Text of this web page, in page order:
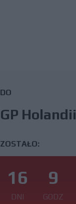
DO
GP Holandii
ZOSTAŁO:
16
DNI
9
GODZ